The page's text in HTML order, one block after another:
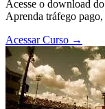
Acesse o download
Aprenda tráfego
Acessar Curso →